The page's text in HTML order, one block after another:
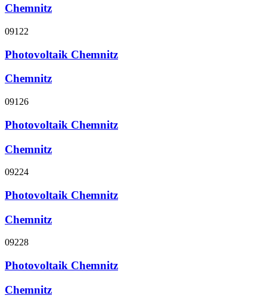
Chemnitz
09122
Photovoltaik Chemnitz
Chemnitz
09126
Photovoltaik Chemnitz
Chemnitz
09224
Photovoltaik Chemnitz
Chemnitz
09228
Photovoltaik Chemnitz
Chemnitz